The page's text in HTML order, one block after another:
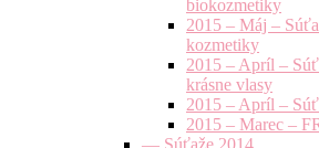
biokozmetiky
2015 – Máj –
kozmetiky
2015 – Apríl –
krásne vlasy
2015 – Apríl –
2015 – Marec –
— Súťaže 2014